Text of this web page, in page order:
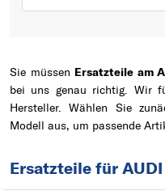
Sie müssen Ersatzteile am
bei uns genau richtig. Wir
Hersteller. Wählen Sie
Modell aus, um passende
Ersatzteile für AUDI